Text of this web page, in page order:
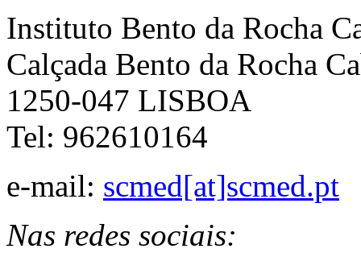
Instituto Bento da Rocha
Calçada Bento da Rocha
1250-047 LISBOA
Tel: 962610164
e-mail: scmed[at]scmed.pt
Nas redes sociais: